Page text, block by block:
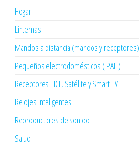
Hogar
Linternas
Mandos a distancia (mandos y receptores)
Pequeños electrodomésticos ( PAE )
Receptores TDT, Satélite y Smart TV
Relojes inteligentes
Reproductores de sonido
Salud